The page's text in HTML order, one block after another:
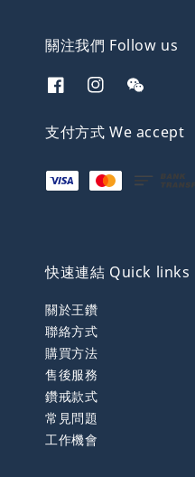
關注我們 Follow us
支付方式 We accept
快速連結 Quick links
關於王鑽
聯絡方式
購買方法
售後服務
鑽戒款式
常見問題
工作機會